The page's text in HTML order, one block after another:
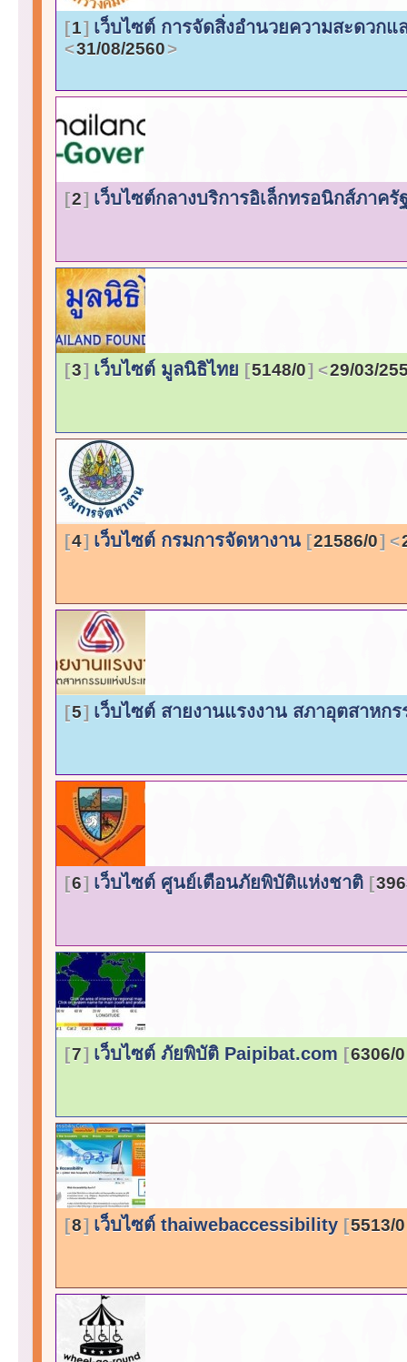
1 เว็บไซต์ การจัดสิ่งอำนวยความสะดวก
31/08/2560
2 เว็บไซต์กลางบริการอิเล็กทรอนิกส์ภาครั
3 เว็บไซต์ มูลนิธิไทย 5148/0 29/03/
4 เว็บไซต์ กรมการจัดหางาน 21586/0
5 เว็บไซต์ สายงานแรงงาน สภาอุตสาหก
6 เว็บไซต์ ศูนย์เตือนภัยพิบัติแห่งชาติ
7 เว็บไซต์ ภัยพิบัติ Paipibat.com 6306/0
8 เว็บไซต์ thaiwebaccessibility 5513/0